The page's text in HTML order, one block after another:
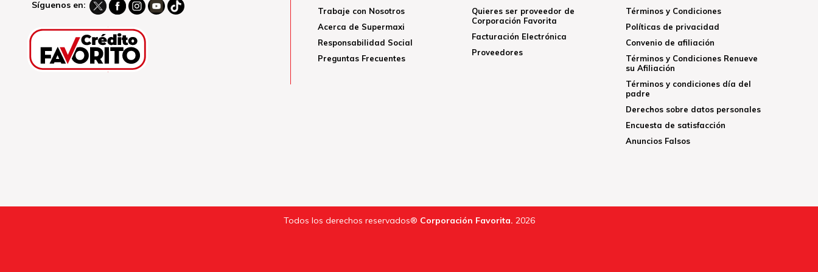
Síguenos en:
Trabaje con Nosotros
Acerca de Supermaxi
Responsabilidad Social
Preguntas Frecuentes
Quieres ser proveedor de
Corporación Favorita
Facturación Electrónica
Proveedores
Términos y Condiciones
Políticas de privacidad
Convenio de afiliación
Términos y Condiciones Renueve
su Afiliación
Términos y condiciones día del
padre
Derechos sobre datos personales
Encuesta de satisfacción
Anuncios Falsos
Todos los derechos reservados® Corporación Favorita. 2026